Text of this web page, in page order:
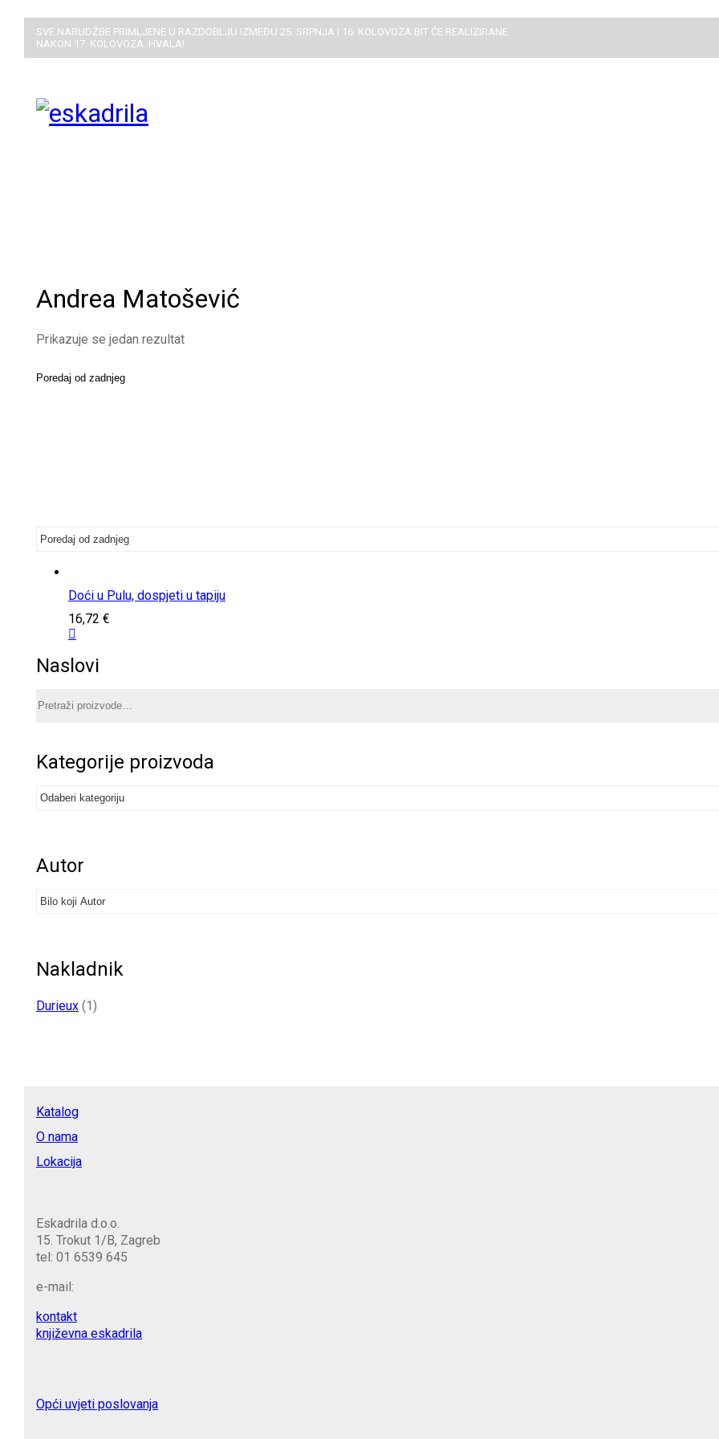
SVE NARUDŽBE PRIMLJENE U RAZDOBLJU IZMEĐU 25. SRPNJA I 16. KOLOVOZA BIT ĆE REALIZIRANE
NAKON 17. KOLOVOZA. HVALA!
Andrea Matošević
Prikazuje se jedan rezultat
Poredaj od zadnjeg
Doći u Pulu, dospjeti u tapiju
16,72 €
Naslovi
Kategorije proizvoda
Autor
Nakladnik
Durieux (1)
Katalog
O nama
Lokacija
Eskadrila d.o.o.
15. Trokut 1/B, Zagreb
tel: 01 6539 645
e-mail:
kontakt
književna eskadrila
Opći uvjeti poslovanja